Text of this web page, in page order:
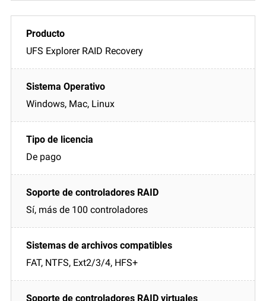
UFS Explorer RAID Recovery
Windows, Mac, Linux
De pago
Sí, más de 100 controladores
FAT, NTFS, Ext2/3/4, HFS+